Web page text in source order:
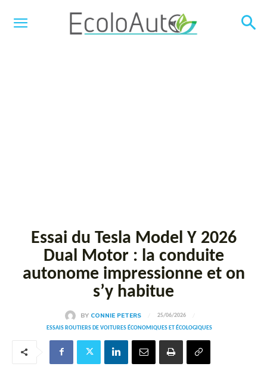
Essai du Tesla Model Y 2026
Dual Motor : la conduite
autonome impressionne et on
s’y habitue
BY CONNIE PETERS
25/06/2026
ESSAIS ROUTIERS DE VOITURES ÉCONOMIQUES ET ÉCOLOGIQUES